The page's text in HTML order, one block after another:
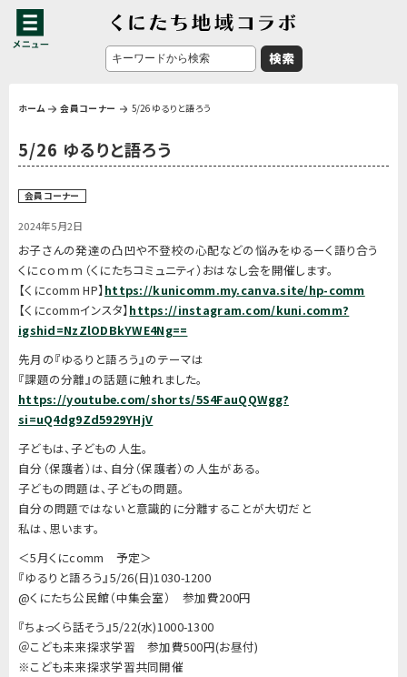
ホーム 会員コーナー 5/26 ゆるりと語ろう
5/26 ゆるりと語ろう
会員コーナー
2024年5月2日
お子さんの発達の凸凹や不登校の心配などの悩みをゆるーく語り合う
くにｃｏｍｍ（くにたちコミュニティ）おはなし会を開催します。
【くにcomm HP】https://kunicomm.my.canva.site/hp-comm
【くにcommインスタ】https://instagram.com/kuni.comm?
igshid=NzZlODBkYWE4Ng==
先月の『ゆるりと語ろう』のテーマは
『課題の分離』の話題に触れました。
https://youtube.com/shorts/5S4FauQQWgg?
si=uQ4dg9Zd5929YHjV
子どもは、子どもの人生。
自分（保護者）は、自分（保護者）の人生がある。
子どもの問題は、子どもの問題。
自分の問題ではないと意識的に分離することが大切だと
私は、思います。
＜5月くにcomm 予定＞
『ゆるりと語ろう』5/26(日)1030-1200
@くにたち公民館（中集会室） 参加費200円
『ちょっくら話そう』5/22(水)1000-1300
＠こども未来探求学習 参加費500円(お昼付)
※こども未来探求学習共同開催